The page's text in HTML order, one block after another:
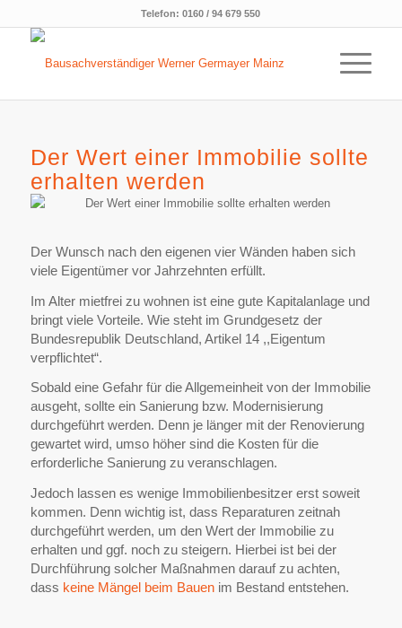
Telefon:0160 / 94 679 550
Der Wert einer Immobilie sollte
erhalten werden
Der Wunsch nach den eigenen vier Wänden haben sich
viele Eigentümer vor Jahrzehnten erfüllt.
Im Alter mietfrei zu wohnen ist eine gute Kapitalanlage und
bringt viele Vorteile. Wie steht im Grundgesetz der
Bundesrepublik Deutschland, Artikel 14 ,,Eigentum
verpflichtet“.
Sobald eine Gefahr für die Allgemeinheit von der Immobilie
ausgeht, sollte ein Sanierung bzw. Modernisierung
durchgeführt werden. Denn je länger mit der Renovierung
gewartet wird, umso höher sind die Kosten für die
erforderliche Sanierung zu veranschlagen.
Jedoch lassen es wenige Immobilienbesitzer erst soweit
kommen. Denn wichtig ist, dass Reparaturen zeitnah
durchgeführt werden, um den Wert der Immobilie zu
erhalten und ggf. noch zu steigern. Hierbei ist bei der
Durchführung solcher Maßnahmen darauf zu achten,
dass keine Mängel beim Bauenim Bestand entstehen.